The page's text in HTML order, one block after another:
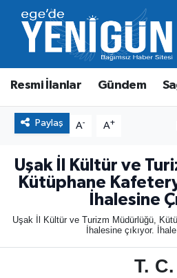
Resmi İlanlar Gündem
Paylaş A- A+
Uşak İl Kültür ve
Kütüphane
İhalesine
Uşak İl Kültür ve Turizm Müdürlüğü,
İhalesine çıkıyor.
T. C.
Resmi İlanlar
Gündem
Sağlık
Spor
Özel Haber
Beyoğlu Nöbetçi
Beyoğlu Hava Durumu
Beyoğlu Trafik Yoğunluk
Süper Lig Puan Durumu
Tüm Manşetler
Son Dakika Haberleri